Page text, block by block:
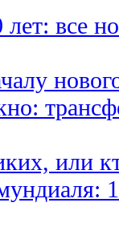
лет: все
или